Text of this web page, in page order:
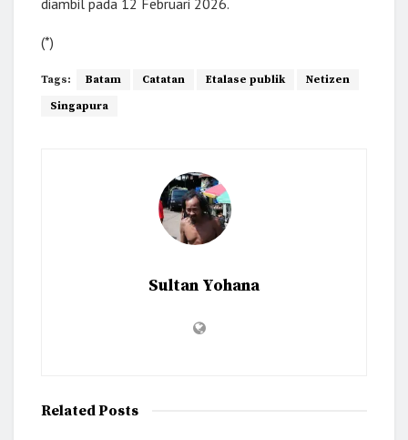
diambil pada 12 Februari 2026.
(*)
Tags: Batam Catatan Etalase publik
Netizen
Singapura
Sultan Yohana
RelatedPosts